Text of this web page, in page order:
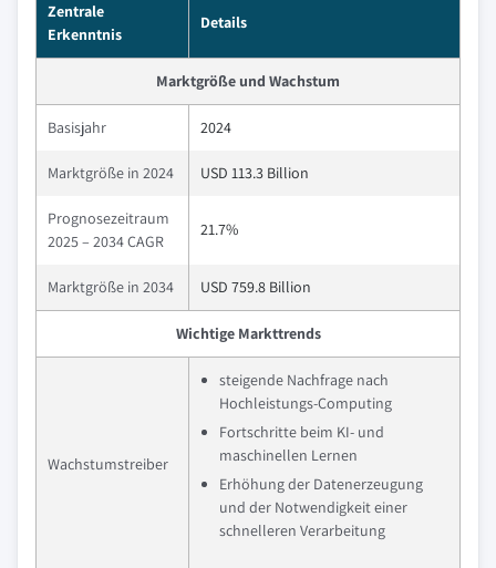
Zentrale
Erkenntnis
Details
Marktgröße und Wachstum
Basisjahr 2024
Marktgröße in 2024 USD 113.3 Billion
Prognosezeitraum
2025 – 2034 CAGR
21.7%
Marktgröße in 2034 USD 759.8 Billion
Wichtige Markttrends
Wachstumstreiber
steigende Nachfrage nach
Hochleistungs-Computing
Fortschritte beim KI- und
maschinellen Lernen
Erhöhung der Datenerzeugung
und der Notwendigkeit einer
schnelleren Verarbeitung